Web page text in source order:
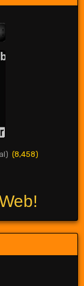
(8,458)